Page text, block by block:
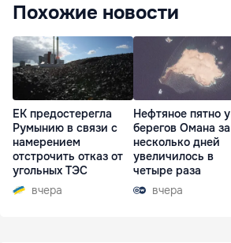
Похожие новости
ЕК предостерегла
Румынию в связи с
намерением
отстрочить отказ от
угольных ТЭС
вчера
Нефтяное пятно у
берегов Омана за
несколько дней
увеличилось в
четыре раза
вчера